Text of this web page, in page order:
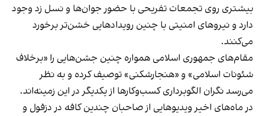
بیشتری روی تجمعات تفریحی با حضور جوان‌ها و نسل زد وجود
دارد و نیروهای امنیتی با چنین رویدادهایی خشن‌تر برخورد
می‌کنند.
مقام‌های جمهوری اسلامی همواره چنین جشن‌هایی را «برخلاف
شئونات اسلامی» و «هنجارشکنی» توصیف کرده و به نظر
می‌رسد نگران الگوبرداری کسب‌وکارها از یکدیگر در این زمینه‌اند.
در ماه‌های اخیر ویدیوهایی از صاحبان چندین کافه در دزفول و